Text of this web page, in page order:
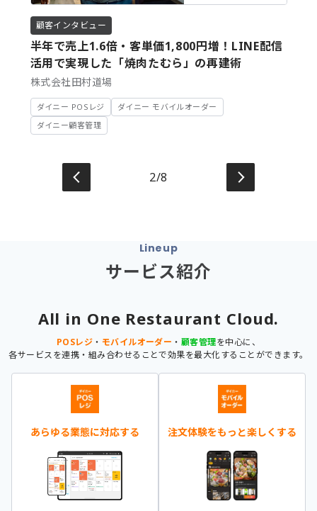
顧客インタビュー
半年で売上1.6倍・客単価1,800円増！LINE配信
活用で実現した「焼肉たむら」の再建術
株式会社田村道場
ダイニー POSレジ
ダイニー モバイルオーダー
ダイニー顧客管理
2/8
Lineup
サービス紹介
All in One Restaurant Cloud.
POSレジ ・ モバイルオーダー ・ 顧客管理を中心に、
各サービスを連携・組み合わせることで効果を最大化することができます。
あらゆる業態に対応する 注文体験をもっと楽しくする